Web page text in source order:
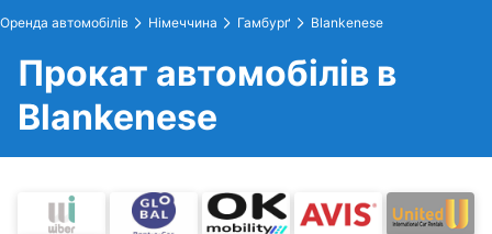
Оренда автомобілів Німеччина Гамбурґ Blankenese
Прокат автомобілів в
Blankenese